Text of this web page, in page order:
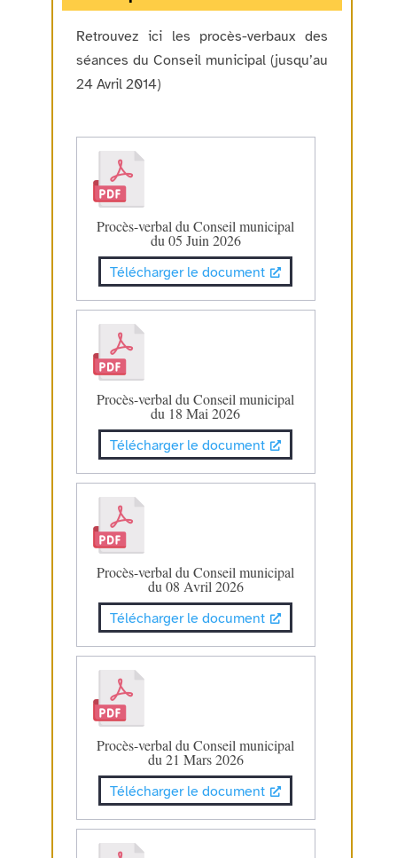
Retrouvez ici les procès-verbaux des
séances du Conseil municipal (jusqu’au
24 Avril 2014)
Procès-verbal du Conseil municipal
du 05 Juin 2026
Télécharger le document
Procès-verbal du Conseil municipal
du 18 Mai 2026
Télécharger le document
Procès-verbal du Conseil municipal
du 08 Avril 2026
Télécharger le document
Procès-verbal du Conseil municipal
du 21 Mars 2026
Télécharger le document